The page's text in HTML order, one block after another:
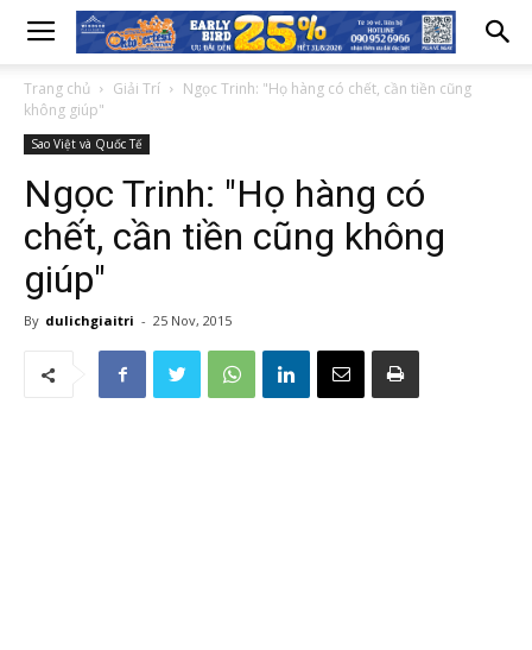
Trang chủ Giải Trí
Ngọc Trinh: "Họ hàng có chết, cần tiền cũng
không giúp"
Sao Việt và Quốc Tế
Ngọc Trinh: "Họ hàng có
chết, cần tiền cũng không
giúp"
By dulichgiaitri - 25 Nov, 2015